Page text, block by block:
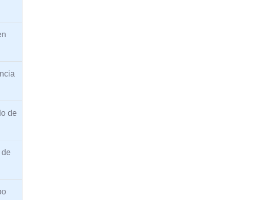
de